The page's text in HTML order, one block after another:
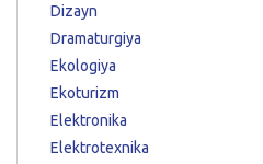
Dizayn
Dramaturgiya
Ekologiya
Ekoturizm
Elektronika
Elektrotexnika